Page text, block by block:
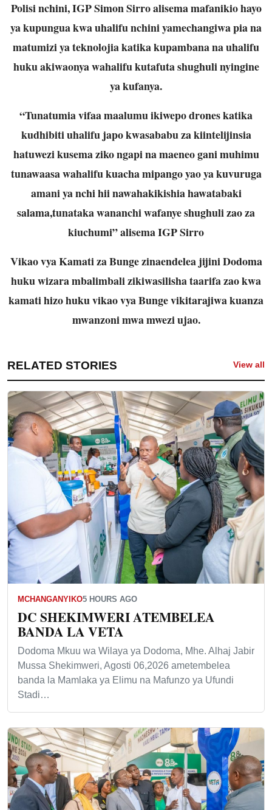
Polisi nchini, IGP Simon Sirro alisema mafanikio hayo
ya kupungua kwa uhalifu nchini yamechangiwa pia na
matumizi ya teknolojia katika kupambana na uhalifu
huku akiwaonya wahalifu kutafuta shughuli nyingine
ya kufanya.
“Tunatumia vifaa maalumu ikiwepo drones katika
kudhibiti uhalifu japo kwasababu za kiintelijinsia
hatuwezi kusema ziko ngapi na maeneo gani muhimu
tunawaasa wahalifu kuacha mipango yao ya kuvuruga
amani ya nchi hii nawahakikishia hawatabaki
salama,tunataka wananchi wafanye shughuli zao za
kiuchumi” alisema IGP Sirro
Vikao vya Kamati za Bunge zinaendelea jijini Dodoma
huku wizara mbalimbali zikiwasilisha taarifa zao kwa
kamati hizo huku vikao vya Bunge vikitarajiwa kuanza
mwanzoni mwa mwezi ujao.
RELATED STORIES View all
MCHANGANYIKO5 HOURS AGO
DC SHEKIMWERI ATEMBELEA
BANDA LA VETA
Dodoma Mkuu wa Wilaya ya Dodoma, Mhe. Alhaj Jabir
Mussa Shekimweri, Agosti 06,2026 ametembelea
banda la Mamlaka ya Elimu na Mafunzo ya Ufundi
Stadi…